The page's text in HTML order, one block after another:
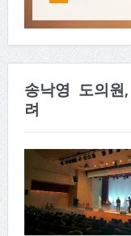
송낙영 도의원
려